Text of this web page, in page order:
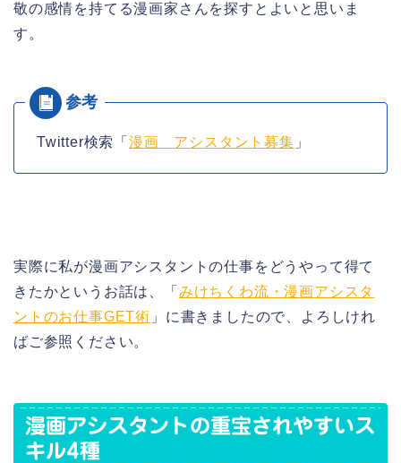
敬の感情を持てる漫画家さんを探すとよいと思いま
す。
Twitter検索「 漫画 アシスタント募集 」
実際に私が漫画アシスタントの仕事をどうやって得て
きたかというお話は、「 みけちくわ流・漫画アシスタ
ントのお仕事GET術 」に書きましたので、よろしけれ
ばご参照ください。
漫画アシスタントの重宝されやすいス
キル4種